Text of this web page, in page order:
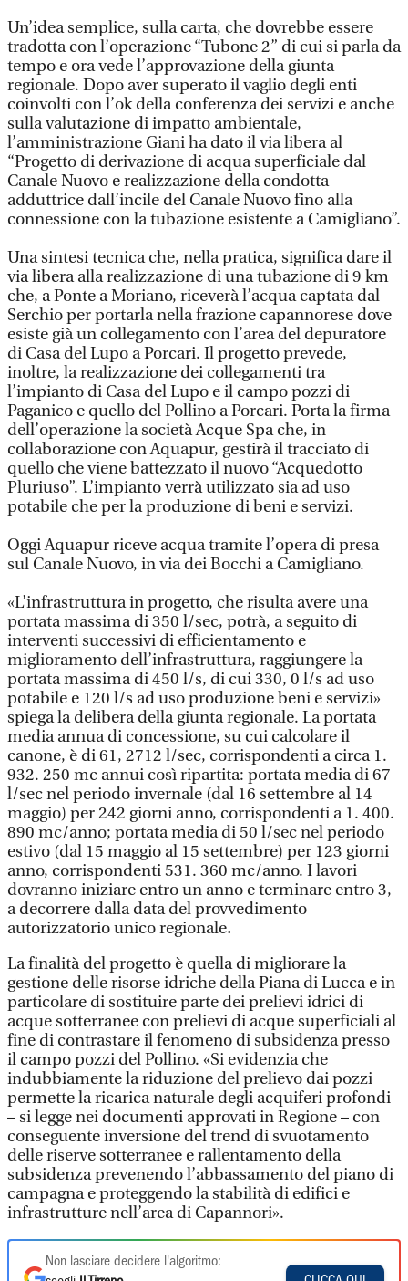
Un’idea semplice, sulla carta, che dovrebbe essere
tradotta con l’operazione “Tubone 2” di cui si parla da
tempo e ora vede l’approvazione della giunta
regionale. Dopo aver superato il vaglio degli enti
coinvolti con l’ok della conferenza dei servizi e anche
sulla valutazione di impatto ambientale,
l’amministrazione Giani ha dato il via libera al
“Progetto di derivazione di acqua superficiale dal
Canale Nuovo e realizzazione della condotta
adduttrice dall’incile del Canale Nuovo fino alla
connessione con la tubazione esistente a Camigliano”.
Una sintesi tecnica che, nella pratica, significa dare il
via libera alla realizzazione di una tubazione di 9 km
che, a Ponte a Moriano, riceverà l’acqua captata dal
Serchio per portarla nella frazione capannorese dove
esiste già un collegamento con l’area del depuratore
di Casa del Lupo a Porcari. Il progetto prevede,
inoltre, la realizzazione dei collegamenti tra
l’impianto di Casa del Lupo e il campo pozzi di
Paganico e quello del Pollino a Porcari. Porta la firma
dell’operazione la società Acque Spa che, in
collaborazione con Aquapur, gestirà il tracciato di
quello che viene battezzato il nuovo “Acquedotto
Pluriuso”. L’impianto verrà utilizzato sia ad uso
potabile che per la produzione di beni e servizi.
Oggi Aquapur riceve acqua tramite l’opera di presa
sul Canale Nuovo, in via dei Bocchi a Camigliano.
«L’infrastruttura in progetto, che risulta avere una
portata massima di 350 l/sec, potrà, a seguito di
interventi successivi di efficientamento e
miglioramento dell’infrastruttura, raggiungere la
portata massima di 450 l/s, di cui 330, 0 l/s ad uso
potabile e 120 l/s ad uso produzione beni e servizi»
spiega la delibera della giunta regionale. La portata
media annua di concessione, su cui calcolare il
canone, è di 61, 2712 l/sec, corrispondenti a circa 1.
932. 250 mc annui così ripartita: portata media di 67
l/sec nel periodo invernale (dal 16 settembre al 14
maggio) per 242 giorni anno, corrispondenti a 1. 400.
890 mc/anno; portata media di 50 l/sec nel periodo
estivo (dal 15 maggio al 15 settembre) per 123 giorni
anno, corrispondenti 531. 360 mc/anno. I lavori
dovranno iniziare entro un anno e terminare entro 3,
a decorrere dalla data del provvedimento
autorizzatorio unico regionale.
La finalità del progetto è quella di migliorare la
gestione delle risorse idriche della Piana di Lucca e in
particolare di sostituire parte dei prelievi idrici di
acque sotterranee con prelievi di acque superficiali al
fine di contrastare il fenomeno di subsidenza presso
il campo pozzi del Pollino. «Si evidenzia che
indubbiamente la riduzione del prelievo dai pozzi
permette la ricarica naturale degli acquiferi profondi
– si legge nei documenti approvati in Regione – con
conseguente inversione del trend di svuotamento
delle riserve sotterranee e rallentamento della
subsidenza prevenendo l’abbassamento del piano di
campagna e proteggendo la stabilità di edifici e
infrastrutture nell’area di Capannori».
Non lasciare decidere l'algoritmo: